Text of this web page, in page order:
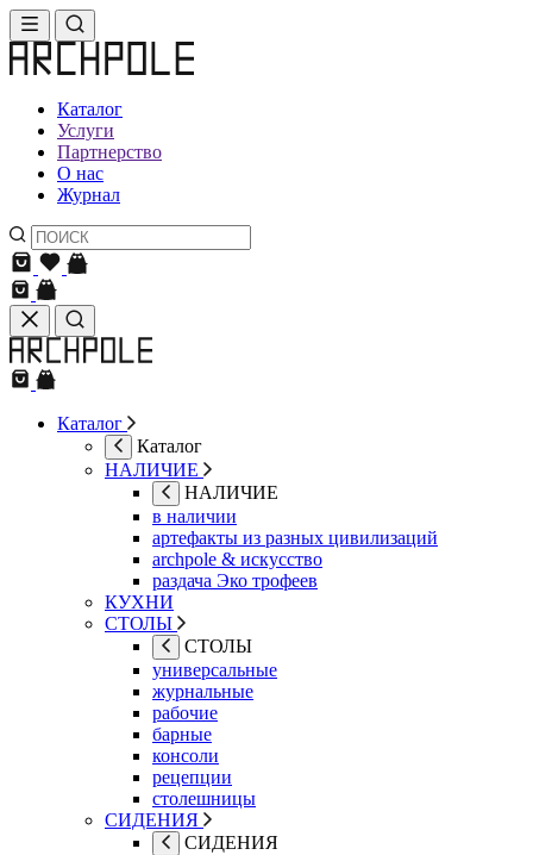
Каталог
Услуги
Партнерство
О нас
Журнал
Каталог
Каталог
НАЛИЧИЕ
НАЛИЧИЕ
в наличии
артефакты из разных цивилизаций
archpole & искусство
раздача Эко трофеев
КУХНИ
СТОЛЫ
СТОЛЫ
универсальные
журнальные
рабочие
барные
консоли
рецепции
столешницы
СИДЕНИЯ
СИДЕНИЯ